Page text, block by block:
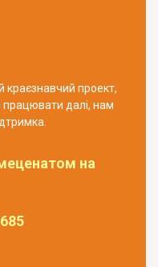
краєзнавчий проект,
працювати далі, нам
на